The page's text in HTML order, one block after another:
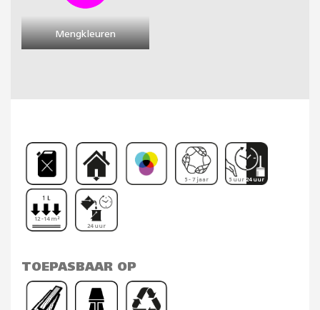
Mengkleuren
5 - 7 jaar 5 uur 24 uur
12 -14 m²
24 uur
TOEPASBAAR OP